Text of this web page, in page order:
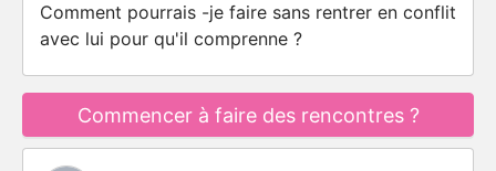
Comment pourrais -je faire sans rentrer en conflit
avec lui pour qu'il comprenne ?
Commencer à faire des rencontres ?